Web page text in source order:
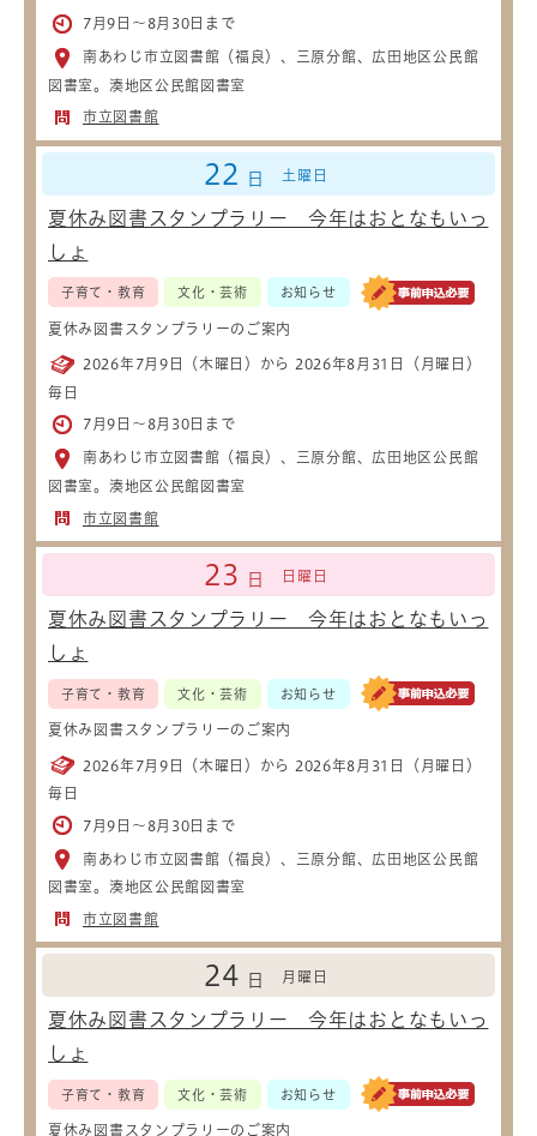
7月9日～8月30日まで
南あわじ市立図書館（福良）、三原分館、広田地区公民館
図書室。湊地区公民館図書室
市立図書館
22 日 土曜日
夏休み図書スタンプラリー 今年はおとなもいっ
しょ
子育て・教育 文化・芸術 お知らせ
夏休み図書スタンプラリーのご案内
2026年7月9日（木曜日）から 2026年8月31日（月曜日）
毎日
7月9日～8月30日まで
南あわじ市立図書館（福良）、三原分館、広田地区公民館
図書室。湊地区公民館図書室
市立図書館
23 日 日曜日
夏休み図書スタンプラリー 今年はおとなもいっ
しょ
子育て・教育 文化・芸術 お知らせ
夏休み図書スタンプラリーのご案内
2026年7月9日（木曜日）から 2026年8月31日（月曜日）
毎日
7月9日～8月30日まで
南あわじ市立図書館（福良）、三原分館、広田地区公民館
図書室。湊地区公民館図書室
市立図書館
24 日 月曜日
夏休み図書スタンプラリー 今年はおとなもいっ
しょ
子育て・教育 文化・芸術 お知らせ
夏休み図書スタンプラリーのご案内